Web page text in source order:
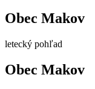
Obec Makov
letecký pohľad
Obec Makov